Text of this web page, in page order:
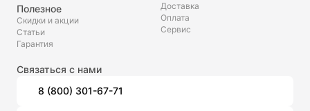
Полезное
Скидки и акции
Статьи
Гарантия
Доставка
Оплата
Сервис
Связаться с нами
8 (800) 301-67-71